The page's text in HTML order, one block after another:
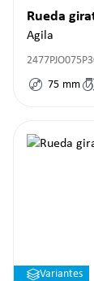
Rueda
Agila
75 mm
Variantes